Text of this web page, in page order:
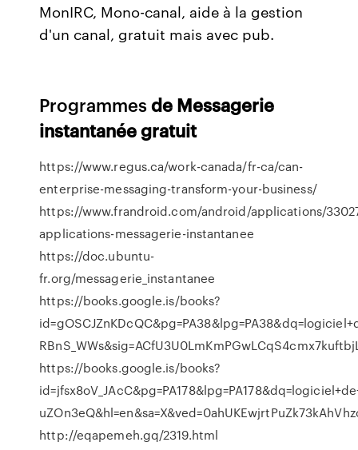
MonIRC, Mono-canal, aide à la gestion
d'un canal, gratuit mais avec pub.
Programmesde Messagerie
instantanéegratuit
https://www.regus.ca/work-canada/fr-ca/can-
enterprise-messaging-transform-your-business/
https://www.frandroid.com/android/applications/
applications-messagerie-instantanee
https://doc.ubuntu-
fr.org/messagerie_instantanee
https://books.google.is/books?
https://books.google.is/books?
http://eqapemeh.gq/2319.html